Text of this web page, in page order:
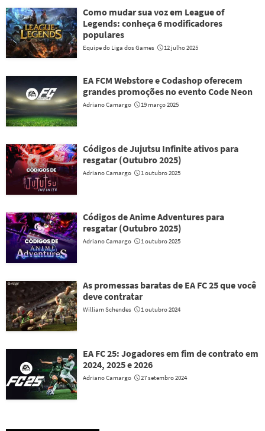
Como mudar sua voz em League of
Legends: conheça 6 modificadores
populares
Equipe do Liga dos Games 12 julho 2025
EA FCM Webstore e Codashop oferecem
grandes promoções no evento Code Neon
Adriano Camargo 19 março 2025
Códigos de Jujutsu Infinite ativos para
resgatar (Outubro 2025)
Adriano Camargo 1 outubro 2025
Códigos de Anime Adventures para
resgatar (Outubro 2025)
Adriano Camargo 1 outubro 2025
As promessas baratas de EA FC 25 que você
deve contratar
William Schendes 1 outubro 2024
EA FC 25: Jogadores em fim de contrato em
2024, 2025 e 2026
Adriano Camargo 27 setembro 2024